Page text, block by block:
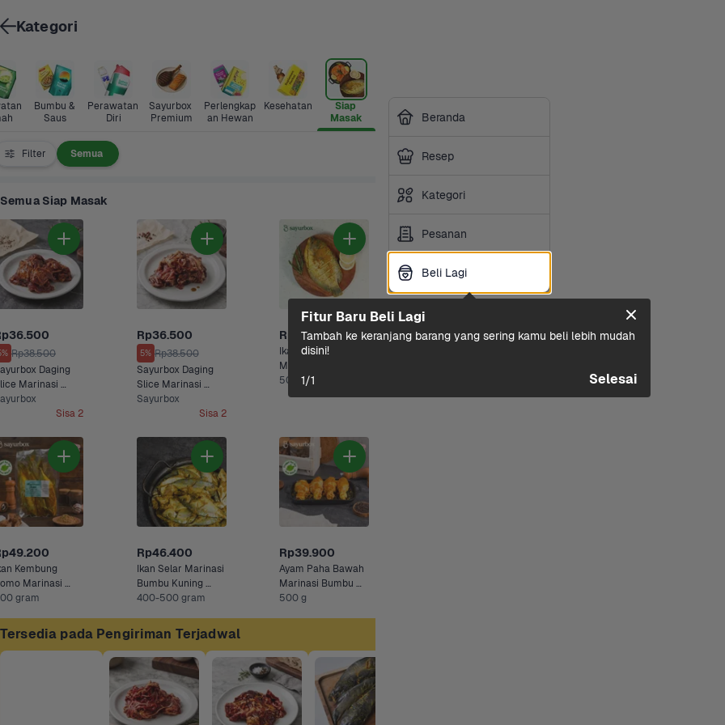
Bumbu &
Saus
Perawatan
Diri
Sayurbox
Premium
Perlengkap
an Hewan
Kesehatan
Siap
Masak
Filter Semua
Semua Siap Masak
Rp38.500
Daging
Marinasi
250 gram
Sisa 2
Rp36.500
5% Rp38.500
Sayurbox Daging
Slice Marinasi
Teriyaki 250 gram
Sayurbox
Sisa 2
Rp46.400
Ikan Gurame
Marinasi Bumbu
Kuning Sayurbox
500 gram
Kembung
Marinasi
Kuning
gram
Rp46.400
Ikan Selar Marinasi
Bumbu Kuning
Sayurbox
400-500 gram
Rp39.900
Ayam Paha Bawah
Marinasi Bumbu
Kuning Sayurbox
500 g
Tersedia pada Pengiriman Terjadwal
Beranda
Resep
Kategori
Pesanan
Beli Lagi
Kategori
Beli Lagi
Fitur Baru Beli Lagi
Tambah ke keranjang barang yang sering kamu beli lebih mudah
disini!
1/1 Selesai